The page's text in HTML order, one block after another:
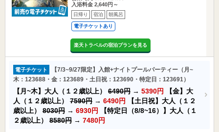
入浴料金 2,640円～
日帰り 宿泊 朝風呂
電子チケットあり
楽天トラベルの宿泊プランを見る
電子チケット
【7/3~9/27限定】入館+ナイトプールパーティー（月~
木：123688・金：123689・土日祝：123690・特定日：123691）
【月~木】大人（１２歳以上） 6490円 → 5390円
【金】大
人（１２歳以上） 7590円 → 6490円
【土日祝】大人（１２
歳以上） 8030円 → 6930円
【特定日（8/8~16）】大人（１
２歳以上） 8580円 → 7480円